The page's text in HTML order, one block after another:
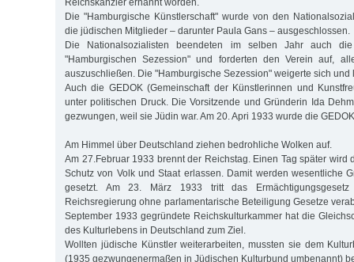
Die "Hamburgische Künstlerschaft" wurde von den
die jüdischen Mitglieder – darunter Paula Gans – ausgeschlossen.
Die Nationalsozialisten beendeten im selben Jahr auch
"Hamburgischen Sezession" und forderten den Verein auf,
auszuschließen. Die "Hamburgische Sezession" weigerte sich und
Auch die GEDOK (Gemeinschaft der Künstlerinnen und
unter politischen Druck. Die Vorsitzende und Gründerin Ida
gezwungen, weil sie Jüdin war. Am 20. Apri 1933 wurde die
Am Himmel über Deutschland ziehen bedrohliche Wolken auf.
Am 27.Februar 1933 brennt der Reichstag. Einen Tag später wird
Schutz von Volk und Staat erlassen. Damit werden wesentliche
gesetzt. Am 23. März 1933 tritt das
Reichsregierung ohne parlamentarische Beteiligung Gesetze
September 1933 gegründete Reichskulturkammer hat die
des Kulturlebens in Deutschland zum Ziel.
Wollten jüdische Künstler weiterarbeiten, mussten sie dem
(1935 gezwungenermaßen in Jüdischen Kulturbund umbenannt)